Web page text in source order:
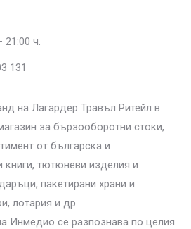
21:00 ч.
131
на Лагардер Травъл Ритейл в
за бързооборотни стоки,
от българска и
тютюневи изделия и
пакетирани храни и
лотария и др.
Инмедио се разпознава по целия